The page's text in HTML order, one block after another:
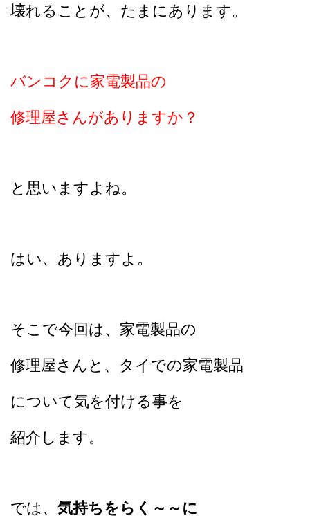
壊れることが、 たまにあります。
バンコクに家電製品の
修理屋さんがありますか？
と思いますよね。
はい、ありますよ。
そこで今回は、家電製品の
修理屋さんと、タイでの家電製品
について気を付ける事を
紹介します。
では、 気持ちをらく～～に